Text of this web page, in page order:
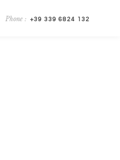
Phone : +39 339 6824 132